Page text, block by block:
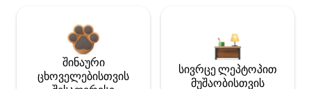
შინაური
ცხოველებისთვის
სივრცე ლეპტოპით
მუშაობისთვის